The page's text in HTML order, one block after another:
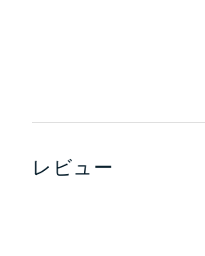
レビュー